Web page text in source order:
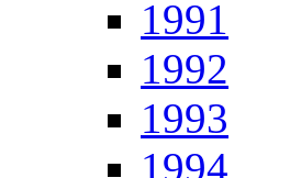
1991
1992
1993
1994